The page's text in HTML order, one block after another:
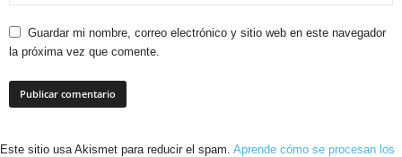
Guardar mi nombre, correo electrónico y sitio web en este navegador
la próxima vez que comente.
Este sitio usa Akismet para reducir el spam. Aprende cómo se procesan los